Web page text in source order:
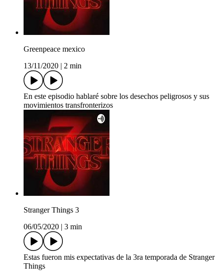
Greenpeace mexico
13/11/2020
2 min
En este episodio hablaré sobre los desechos peligrosos y sus
movimientos transfronterizos
Stranger Things 3
06/05/2020
3 min
Estas fueron mis expectativas de la 3ra temporada de Stranger
Things